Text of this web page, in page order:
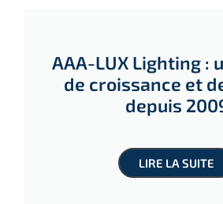
AAA-LUX Lighting :
de croissance et
depuis
LIRE LA SUITE